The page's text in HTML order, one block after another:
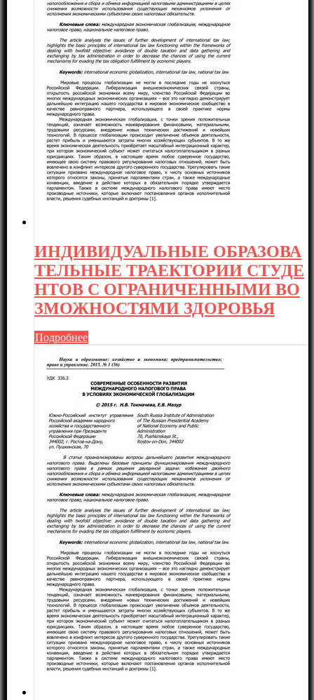
ИНДИВИДУАЛЬНЫЕ ОБРАЗОВА
ТЕЛЬНЫЕ ТРАЕКТОРИИ СТУДЕ
НТОВ С ОГРАНИЧЕННЫМИ ВО
ЗМОЖНОСТЯМИ ЗДОРОВЬЯ
Подробнее